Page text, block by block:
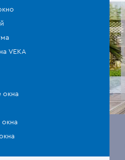
VEKA
окна
окна